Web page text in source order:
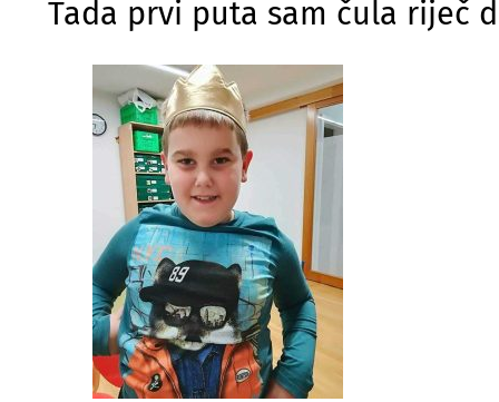
Tada prvi puta sam čula riječ